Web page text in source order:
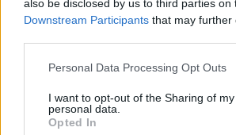
also be disclosed by us to third parties on
Downstream Participants that may further
Personal Data Processing Opt Outs
I want to opt-out of the Sharing of my
personal data.
Opted In
ФОТО.«Разве так можно?»
многоквартирного дома
Читать другие